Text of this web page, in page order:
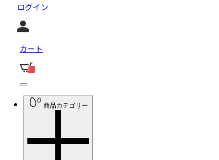
ログイン
カート
0
商品カテゴリー